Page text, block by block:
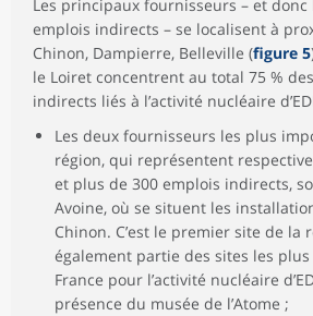
Les principaux fournisseurs – et
emplois indirects – se localisent à
Chinon, Dampierre, Belleville (figure 5
le Loiret concentrent au total 75 %
indirects liés à l’activité nucléaire
Les deux fournisseurs les plus
région, qui représentent
et plus de 300 emplois indirects,
Avoine, où se situent les
Chinon. C’est le premier site de la
également partie des sites les
France pour l’activité nucléaire
présence du musée de l’Atome ;